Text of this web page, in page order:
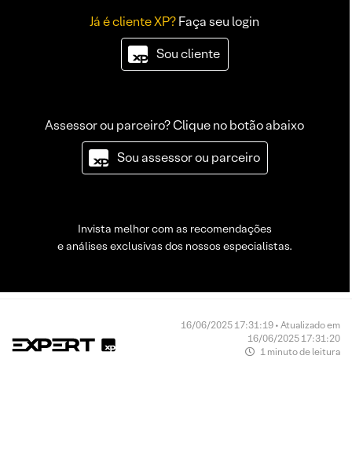
Já é cliente XP?Faça seu login
Sou cliente
Assessor ou parceiro? Clique no botão abaixo
Sou assessor ou parceiro
Invista melhor com as recomendações
e análises exclusivas dos nossos especialistas.
16/06/2025 17:31:19 • Atualizado em
16/06/2025 17:31:20
1 minuto de leitura